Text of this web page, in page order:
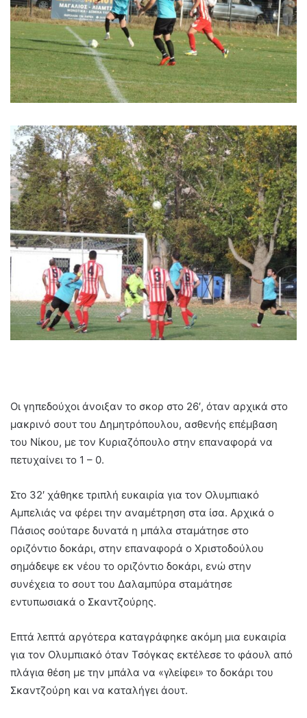
Οι γηπεδούχοι άνοιξαν το σκορ στο 26′, όταν αρχικά στο
μακρινό σουτ του Δημητρόπουλου, ασθενής επέμβαση
του Νίκου, με τον Κυριαζόπουλο στην επαναφορά να
πετυχαίνει το 1 – 0.
Στο 32′ χάθηκε τριπλή ευκαιρία για τον Ολυμπιακό
Αμπελιάς να φέρει την αναμέτρηση στα ίσα. Αρχικά ο
Πάσιος σούταρε δυνατά η μπάλα σταμάτησε στο
οριζόντιο δοκάρι, στην επαναφορά ο Χριστοδούλου
σημάδεψε εκ νέου το οριζόντιο δοκάρι, ενώ στην
συνέχεια το σουτ του Δαλαμπύρα σταμάτησε
εντυπωσιακά ο Σκαντζούρης.
Επτά λεπτά αργότερα καταγράφηκε ακόμη μια ευκαιρία
για τον Ολυμπιακό όταν Τσόγκας εκτέλεσε το φάουλ από
πλάγια θέση με την μπάλα να «γλείφει» το δοκάρι του
Σκαντζούρη και να καταλήγει άουτ.